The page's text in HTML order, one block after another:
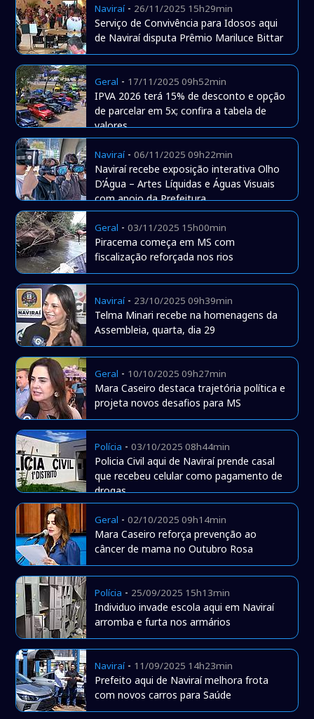
Naviraí- 26/11/2025 15h29min
Serviço de Convivência para Idosos aqui
de Naviraí disputa Prêmio Mariluce Bittar
Geral - 17/11/2025 09h52min
IPVA 2026 terá 15% de desconto e opção
de parcelar em 5x; confira a tabela de
valores
Naviraí-06/11/2025 09h22min
Naviraí recebe exposição interativa Olho
D’Água – Artes Líquidas e Águas Visuais
com apoio da Prefeitura
Geral -03/11/2025 15h00min
Piracema começa em MS com
fiscalização reforçada nos rios
Naviraí- 23/10/2025 09h39min
Telma Minari recebe na homenagens da
Assembleia, quarta, dia 29
Geral - 10/10/2025 09h27min
Mara Caseiro destaca trajetória política e
projeta novos desafios para MS
Polícia -03/10/2025 08h44min
Policia Civil aqui de Naviraí prende casal
que recebeu celular como pagamento de
drogas
Geral -02/10/2025 09h14min
Mara Caseiro reforça prevenção ao
câncer de mama no Outubro Rosa
Polícia - 25/09/2025 15h13min
Individuo invade escola aqui em Naviraí
arromba e furta nos armários
Naviraí- 11/09/2025 14h23min
Prefeito aqui de Naviraí melhora frota
com novos carros para Saúde